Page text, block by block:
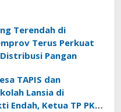
Terendah di
Terus Perkuat
Pangan
TAPIS dan
Lansia di
Endah, Ketua TP PKK